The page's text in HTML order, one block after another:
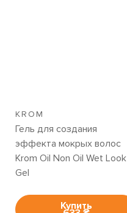
KROM
Гель для создания
эффекта мокрых волос
Krom Oil Non Oil Wet Look
Gel
Купить